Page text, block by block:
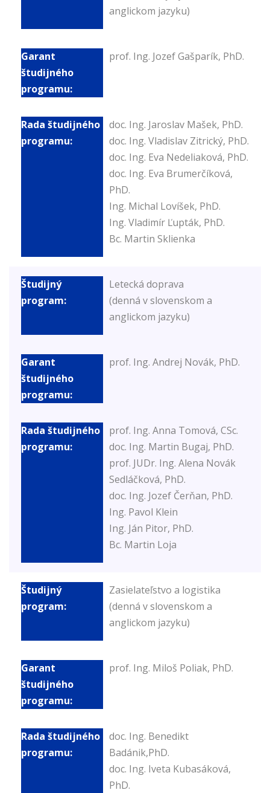
anglickom jazyku)
prof. Ing. Jozef Gašparík, PhD.
doc. Ing. Jaroslav Mašek, PhD.
doc. Ing. Vladislav Zitrický, PhD.
doc. Ing. Eva Nedeliaková, PhD.
doc. Ing. Eva Brumerčíková,
PhD.
Ing. Michal Lovíšek, PhD.
Ing. Vladimír Ľupták, PhD.
Bc. Martin Sklienka
Letecká doprava
(denná v slovenskom a
anglickom jazyku)
prof. Ing. Andrej Novák, PhD.
prof. Ing. Anna Tomová, CSc.
doc. Ing. Martin Bugaj, PhD.
prof. JUDr. Ing. Alena Novák
Sedláčková, PhD.
doc. Ing. Jozef Čerňan, PhD.
Ing. Pavol Klein
Ing. Ján Pitor, PhD.
Bc. Martin Loja
Zasielateľstvo a logistika
(denná v slovenskom a
anglickom jazyku)
prof. Ing. Miloš Poliak, PhD.
doc. Ing. Benedikt
Badánik,PhD.
doc. Ing. Iveta Kubasáková,
PhD.